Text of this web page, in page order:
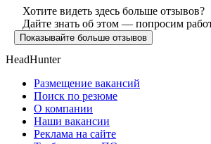
Хотите видеть здесь больше отзывов?
Дайте знать об этом — попросим
Показывайте больше отзывов
HeadHunter
Размещение вакансий
Поиск по резюме
О компании
Наши вакансии
Реклама на сайте